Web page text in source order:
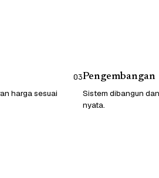
harga sesuai
03Pengembangan
Sistem dibangun
nyata.